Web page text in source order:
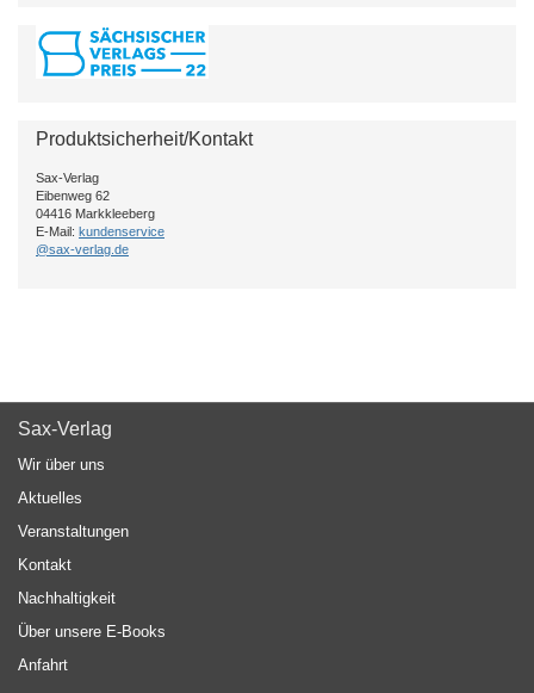
Produktsicherheit/Kontakt
Sax-Verlag
Eibenweg 62
04416 Markkleeberg
E-Mail: kundenservice
@sax-verlag.de
Sax-Verlag
Wir über uns
Aktuelles
Veranstaltungen
Kontakt
Nachhaltigkeit
Über unsere E-Books
Anfahrt